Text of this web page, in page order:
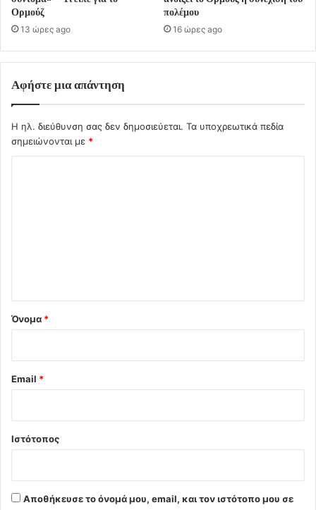
Ορμούζ
13 ώρες ago
πολέμου
16 ώρες ago
Αφήστε μια απάντηση
Η ηλ. διεύθυνση σας δεν δημοσιεύεται. Τα υποχρεωτικά πεδία
σημειώνονται με *
Όνομα *
Email *
Ιστότοπος
Αποθήκευσε το όνομά μου, email, και τον ιστότοπο μου σε